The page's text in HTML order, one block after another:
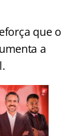
que o
a